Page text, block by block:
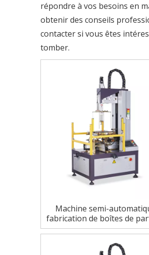
répondre à vos besoins en
obtenir des conseils
contacter si vous êtes
tomber.
Machine semi-
fabrication de boîtes de
téléphone, de montre